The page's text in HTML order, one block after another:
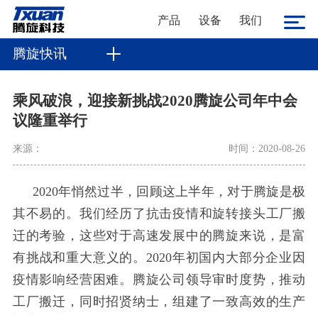
产品 设备 我们
腾旋快讯
乘风破浪，迎接新挑战2020腾旋公司年中会
议隆重举行
来源： 时间：2020-08-26
2020年悄然过半，回顾这上半年，对于腾旋是极
其不易的。我们经历了抗击疫情和旋转接头工厂搬
迁的考验，这些对于高速发展中的腾旋来说，是富
有挑战和重大意义的。 2020年初国内大部分企业因
疫情影响经营困难。腾旋公司领导审时度势，推动
工厂搬迁，同时招贤纳士，组建了一致高效的生产